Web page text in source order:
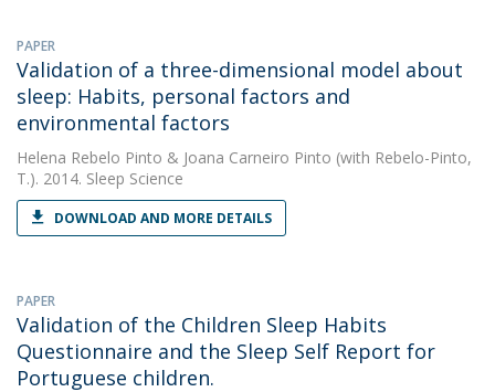
PAPER
Validation of a three-dimensional model about
sleep: Habits, personal factors and
environmental factors
Helena Rebelo Pinto & Joana Carneiro Pinto (with Rebelo-Pinto,
T.). 2014. Sleep Science
DOWNLOAD AND MORE DETAILS
PAPER
Validation of the Children Sleep Habits
Questionnaire and the Sleep Self Report for
Portuguese children.